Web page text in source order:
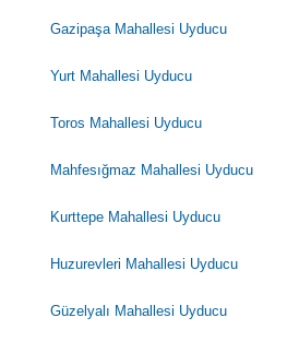
Gazipaşa Mahallesi Uyducu
Yurt Mahallesi Uyducu
Toros Mahallesi Uyducu
Mahfesığmaz Mahallesi Uyducu
Kurttepe Mahallesi Uyducu
Huzurevleri Mahallesi Uyducu
Güzelyalı Mahallesi Uyducu